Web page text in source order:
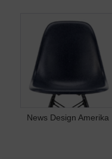
News Design Amerika